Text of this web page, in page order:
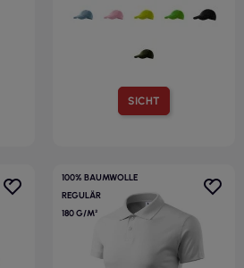
SICHT
100% BAUMWOLLE
REGULÄR
180 G/M²